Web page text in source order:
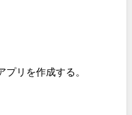
プリを作成する。